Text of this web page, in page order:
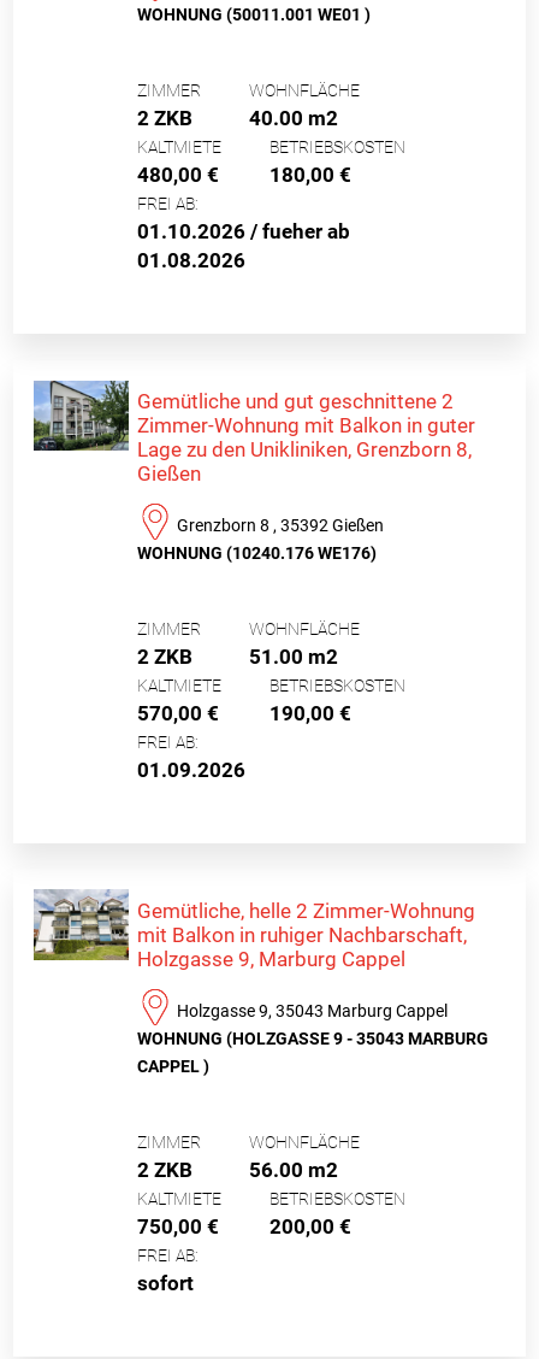
WOHNUNG (50011.001 WE01 )
ZIMMER
2 ZKB
WOHNFLÄCHE
40.00 m2
KALTMIETE
480,00 €
BETRIEBSKOSTEN
180,00 €
FREI AB:
01.10.2026 / fueher ab
01.08.2026
Gemütliche und gut geschnittene 2
Zimmer-Wohnung mit Balkon in guter
Lage zu den Unikliniken, Grenzborn 8,
Gießen
Grenzborn 8 , 35392 Gießen
WOHNUNG (10240.176 WE176)
ZIMMER
2 ZKB
WOHNFLÄCHE
51.00 m2
KALTMIETE
570,00 €
BETRIEBSKOSTEN
190,00 €
FREI AB:
01.09.2026
Gemütliche, helle 2 Zimmer-Wohnung
mit Balkon in ruhiger Nachbarschaft,
Holzgasse 9, Marburg Cappel
Holzgasse 9, 35043 Marburg Cappel
WOHNUNG (HOLZGASSE 9 - 35043 MARBURG
CAPPEL )
ZIMMER
2 ZKB
WOHNFLÄCHE
56.00 m2
KALTMIETE
750,00 €
BETRIEBSKOSTEN
200,00 €
FREI AB:
sofort